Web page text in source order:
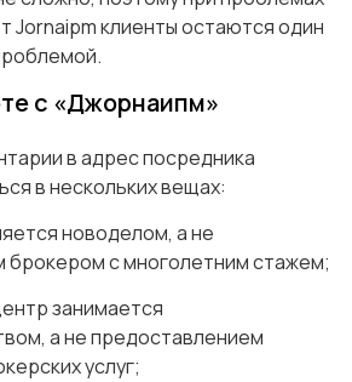
Jornaipm клиенты остаются один
с «Джорнаипм»
в адрес посредника
в нескольких вещах:
новоделом, а не
брокером с многолетним стажем;
занимается
а не предоставлением
услуг;